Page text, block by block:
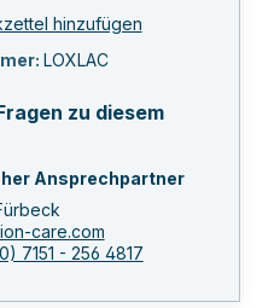
hinzufügen
LOXLAC
zu diesem
Ansprechpartner
care.com
7151 - 256 4817